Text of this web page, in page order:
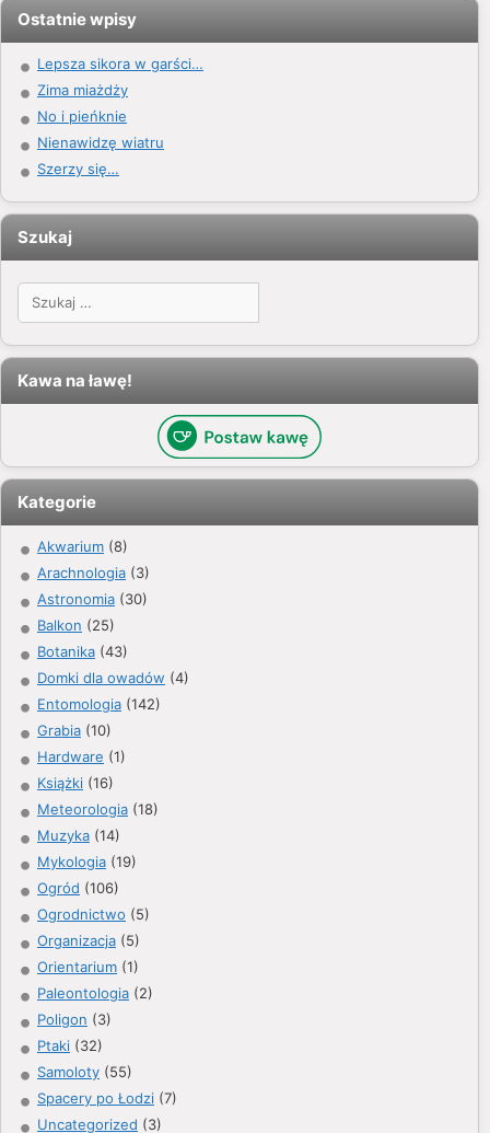
Ostatnie wpisy
Lepsza sikora w garści…
Zima miażdży
No i pieńknie
Nienawidzę wiatru
Szerzy się…
Szukaj
Szukaj:
Kawa na ławę!
Kategorie
Akwarium (8)
Arachnologia (3)
Astronomia (30)
Balkon (25)
Botanika (43)
Domki dla owadów (4)
Entomologia (142)
Grabia (10)
Hardware (1)
Książki (16)
Meteorologia (18)
Muzyka (14)
Mykologia (19)
Ogród (106)
Ogrodnictwo (5)
Organizacja (5)
Orientarium (1)
Paleontologia (2)
Poligon (3)
Ptaki (32)
Samoloty (55)
Spacery po Łodzi (7)
Uncategorized (3)